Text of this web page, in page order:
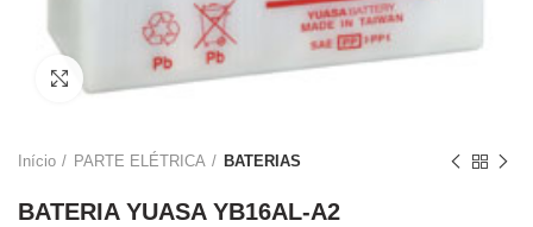
Click to enlarge
Início PARTE ELÉTRICA BATERIAS
BATERIA YUASA YB16AL-A2